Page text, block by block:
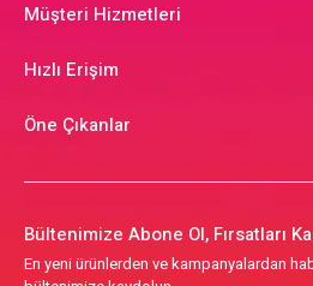
Müşteri Hizmetleri
Hızlı Erişim
Öne Çıkanlar
Bültenimize Abone Ol, Fırsatları
En yeni ürünlerden ve kampanyalardan